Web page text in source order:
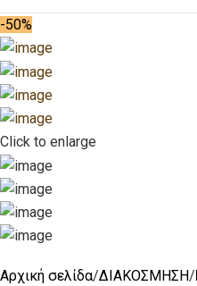
-50%
Click to enlarge
Αρχική σελίδα ΔΙΑΚΟΣΜΗΣΗ